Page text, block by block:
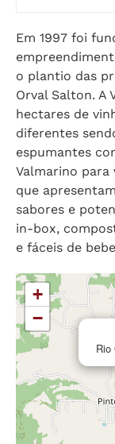
Em 1997 foi
o plantio das
Orval Salton. A
hectares de
diferentes
espumantes
Valmarino para
que
sabores e
in-box,
e fáceis de
Rio
+
−